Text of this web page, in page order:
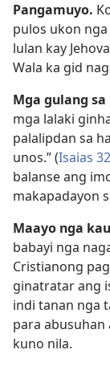
Pangamuyo.
pulos ukon
lulan kay
Wala ka gid
Mga gulang
mga lalaki
palalipdan sa
unos.” (Isaias
balanse ang
makapadayon
Maayo nga
babayi nga
Cristianong
ginatratar ang
indi tanan nga
para
kuno nila.